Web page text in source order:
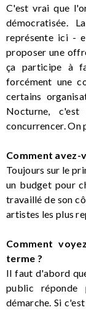
C'est vrai que
démocratisée.
représente ici -
proposer une
ça participe à
forcément une
certains
Nocturne,
concurrencer. On
Comment avez-
Toujours sur le
un budget pour
travaillé de son
artistes les plus
Comment
terme ?
Il faut d'abord
public réponde
démarche. Si